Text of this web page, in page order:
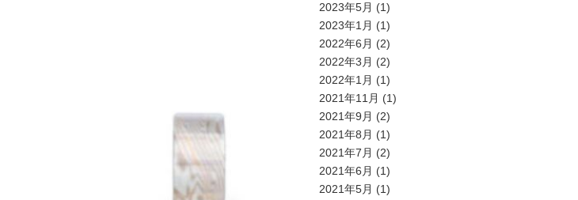
2023年5月 (1)
2023年1月 (1)
2022年6月 (2)
2022年3月 (2)
2022年1月 (1)
2021年11月 (1)
2021年9月 (2)
2021年8月 (1)
2021年7月 (2)
2021年6月 (1)
2021年5月 (1)